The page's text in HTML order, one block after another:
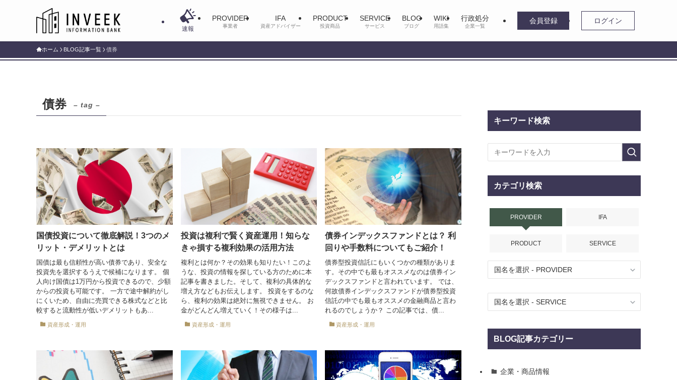
速報
PROVIDER
事業者
IFA
資産アドバイザー
PRODUCT
投資商品
SERVICE
サービス
BLOG
ブログ
WIKI
用語集
行政処分
企業一覧
会員登録 ログイン
ホーム BLOG記事一覧 債券
債券 – tag –
国債投資について徹底解説！3つのメ
リット・デメリットとは
国債は最も信頼性が高い債券であり、安全な
投資先を選択するうえで候補になります。 個
人向け国債は1万円から投資できるので、少額
からの投資も可能です。 一方で途中解約がし
にくいため、自由に売買できる株式などと比
較すると流動性が低いデメリットもあ...
資産形成・運用
投資は複利で賢く資産運用！知らな
きゃ損する複利効果の活用方法
複利とは何か？その効果も知りたい！このよ
うな、投資の情報を探している方のために本
記事を書きました。そして、複利の具体的な
増え方などもお伝えします。 投資をするのな
ら、複利の効果は絶対に無視できません。 お
金がどんどん増えていく！その様子は...
資産形成・運用
債券インデックスファンドとは？ 利
回りや手数料についてもご紹介！
債券型投資信託にもいくつかの種類がありま
す。その中でも最もオススメなのは債券イン
デックスファンドと言われています。 では、
何故債券インデックスファンドが債券型投資
信託の中でも最もオススメの金融商品と言わ
れるのでしょうか？ この記事では、債...
資産形成・運用
キーワード検索
カテゴリ検索
PROVIDER IFA
PRODUCT SERVICE
BLOG記事カテゴリー
企業・商品情報